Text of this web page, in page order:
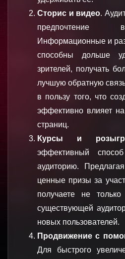
Сторис и видео.
предпочтение
Информационные и
способны дольше
зрителей, получать
лучшую обратную
в пользу того, что
эффективно влияет
страниц.
Курсы и
эффективный
аудиторию.
ценные призы за
получаете не
существующей
новых пользователей.
Продвижение с
Для быстрого